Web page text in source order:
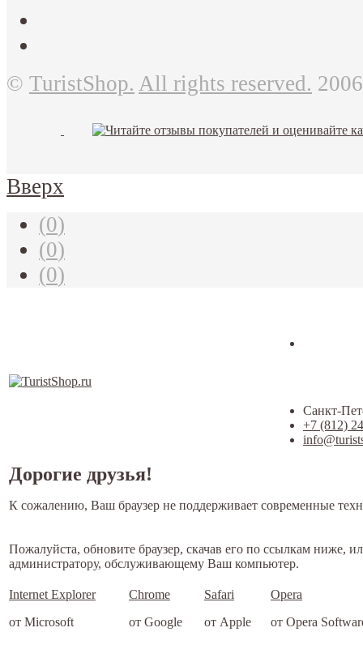
© TuristShop. All rights reserved.
Вверх
(0)
(0)
(0)
Санкт-
+7 (812)
Дорогие друзья!
К сожалению, Ваш браузер не поддерживает современные
Пожалуйста, обновите браузер, скачав его по ссылкам ниже,
администратору, обслуживающему Ваш компьютер.
Internet Explorer
от Microsoft
Chrome
от Google
Safari
от Apple
Opera
от Opera